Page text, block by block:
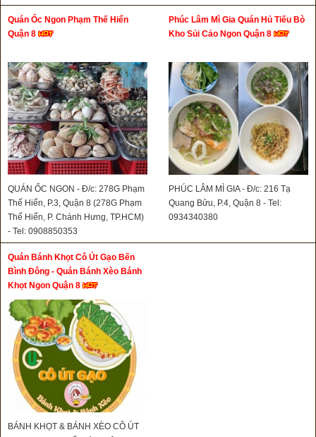
Quán Ốc Ngon Phạm Thế Hiển
Quận 8
QUÁN ỐC NGON - Đ/c: 278G Phạm
Thế Hiển, P.3, Quận 8 (278G Phạm
Thế Hiển, P. Chánh Hưng, TP.HCM)
- Tel: 0908850353
Phúc Lâm Mì Gia Quán Hủ Tiếu Bò
Kho Sủi Cảo Ngon Quận 8
PHÚC LÂM MÌ GIA - Đ/c: 216 Tạ
Quang Bửu, P.4, Quận 8 - Tel:
0934340380
Quán Bánh Khọt Cô Út Gạo Bến
Bình Đông - Quán Bánh Xèo Bánh
Khọt Ngon Quận 8
BÁNH KHỌT & BÁNH XÈO CÔ ÚT